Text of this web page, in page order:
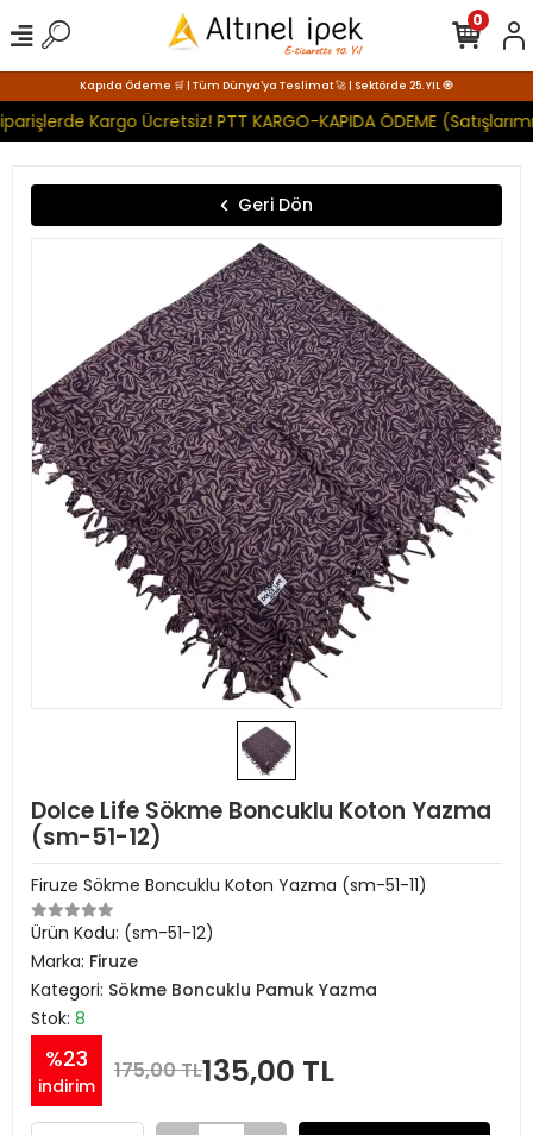
Kapıda Ödeme 🛒 | Tüm Dünya'ya Teslimat 🚀 | Sektörde 25. YIL 🧿
Kargo Ücretsiz! PTT KARGO-KAPIDA ÖDEME
0
Geri Dön
Dolce Life Sökme Boncuklu Koton Yazma
(sm-51-12)
Firuze Sökme Boncuklu Koton Yazma (sm-51-11)
Ürün Kodu: (sm-51-12)
Marka: Firuze
Kategori: Sökme Boncuklu Pamuk Yazma
Stok: 8
%23
indirim
175,00 TL135,00 TL